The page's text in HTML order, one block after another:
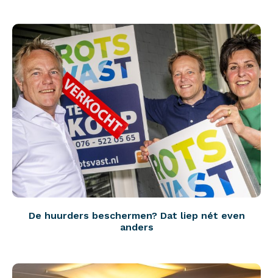
De huurders beschermen? Dat liep nét even
anders